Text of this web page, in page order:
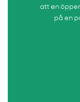
att en
på en